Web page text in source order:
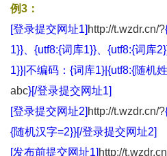
例3：
[登录提交网址1] http://t.wzdr.cn/?
1}}、{utf8:{词库1}}、{utf8:{词库
1}}|不编码：{词库1}|{utf8:{随机
abc}[/登录提交网址1]
[登录提交网址2] http://t.wzdr.cn/?
{随机汉字=2}}[/登录提交网址2]
[发布前提交网址1] http://